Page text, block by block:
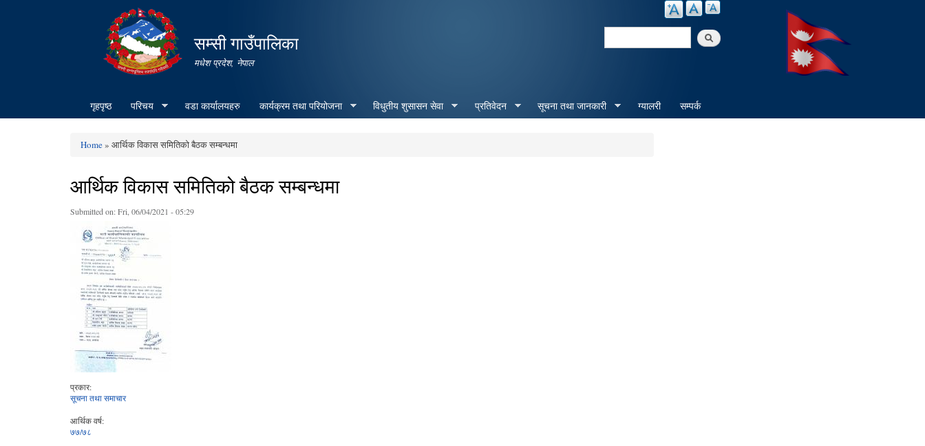
सम्सी गाउँपालिका
मधेश प्रदेश, नेपाल
Search
गृहपृष्ठ परिचय वडा कार्यालयहरु कार्यक्रम तथा परियोजना विधुतीय शुसासन सेवा प्रतिवेदन सूचना तथा जानकारी ग्यालरी सम्पर्क
Home» आर्थिक विकास समितिको बैठक सम्बन्धमा
आर्थिक विकास समितिको बैठक सम्बन्धमा
Submitted on:Fri, 06/04/2021 - 05:29
प्रकार:
सूचना तथा समाचार
आर्थिक वर्ष:
७७/७८